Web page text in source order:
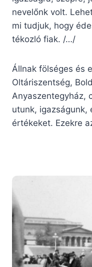
nevelőnk volt.
mi tudjuk, hogy
tékozló fiak. /…/
Állnak fölséges és
Oltáriszentség,
Anyaszentegyház,
utunk, igazságunk,
értékeket. Ezekre